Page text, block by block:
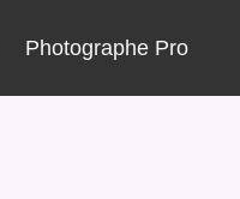
Photographe Pro